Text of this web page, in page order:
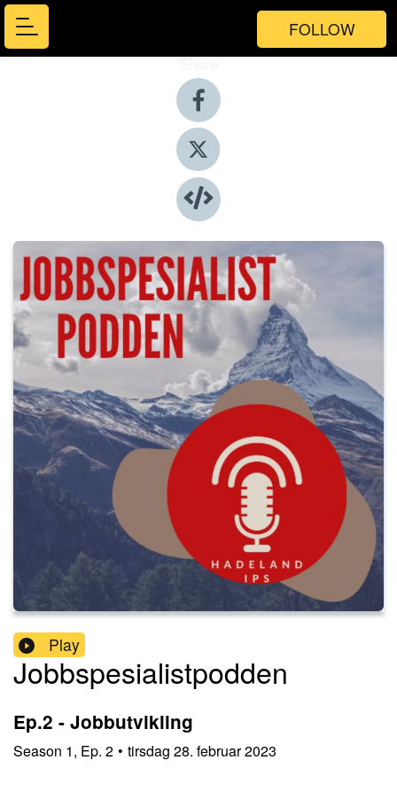
FOLLOW
Share
Play
Jobbspesialistpodden
Ep.2 - Jobbutvikling
Season 1, Ep. 2 • tirsdag 28. februar 2023